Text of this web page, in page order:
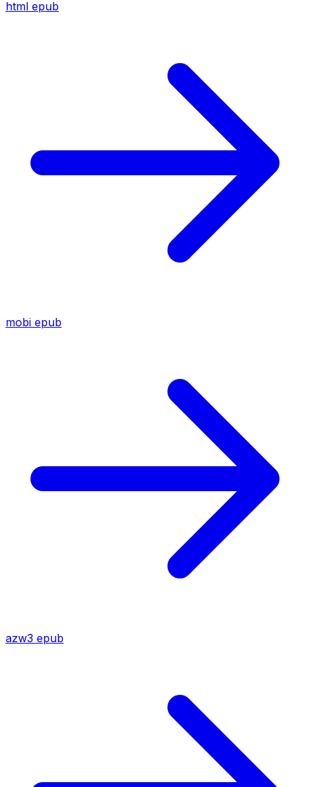
html epub
mobi epub
azw3 epub